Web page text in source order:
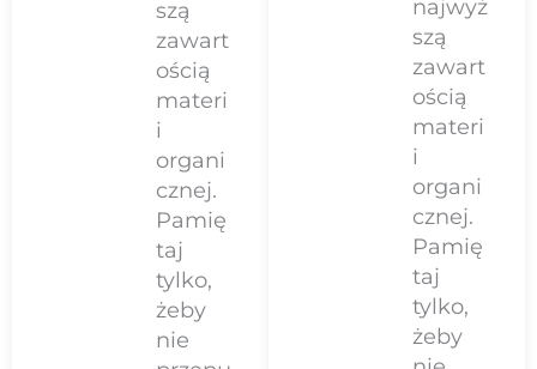
szą
zawart
ością
materi
i
organi
cznej.
Pamię
taj
tylko,
żeby
nie
najwyż
szą
zawart
ością
materi
i
organi
cznej.
Pamię
taj
tylko,
żeby